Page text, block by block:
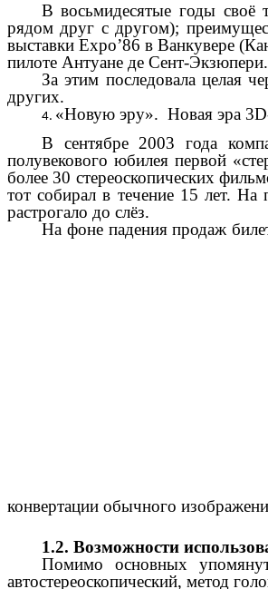
В восьмидесятые годы
рядом друг с другом);
выставки Expo’86 в Ванкувере
пилоте Антуане де Сент-Экзюпери.
За этим последовала целая
других.
«Новую эру». Новая эра
В сентябре 2003 года
полувекового юбилея первой
более 30 стереоскопических
тот собирал в течение 15 лет. На
растрогало до слёз.
На фоне падения продаж
конвертации обычного
1.2. Возможности
Помимо основных
автостереоскопический, метод